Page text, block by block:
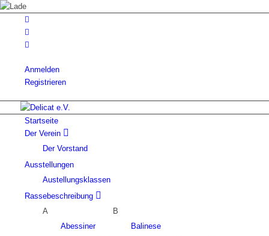
Anmelden
Registrieren
Startseite
Der Verein
Der Vorstand
Ausstellungen
Austellungsklassen
Rassebeschreibung
A
Abessiner
B
Balinese